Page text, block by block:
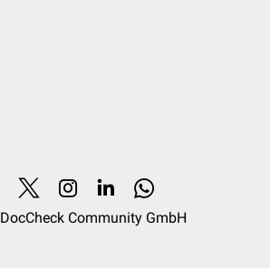
DocCheck Community GmbH